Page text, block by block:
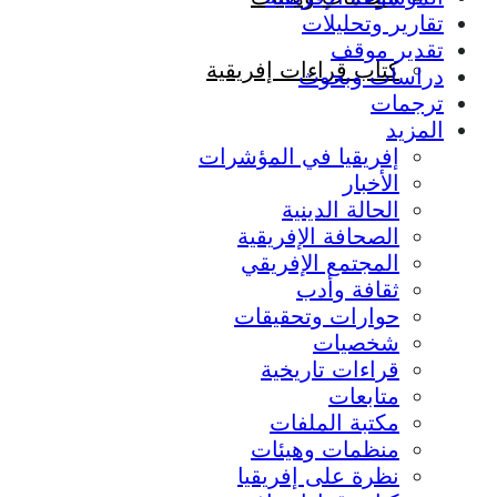
كتاب قراءات إفريقية
تقارير وتحليلات
تقدير موقف
دراسات وبحوث
ترجمات
المزيد
إفريقيا في المؤشرات
الأخبار
الحالة الدينية
الصحافة الإفريقية
المجتمع الإفريقي
ثقافة وأدب
حوارات وتحقيقات
شخصيات
قراءات تاريخية
متابعات
مكتبة الملفات
منظمات وهيئات
نظرة على إفريقيا